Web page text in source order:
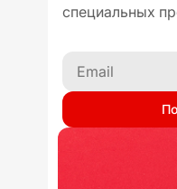
специальных